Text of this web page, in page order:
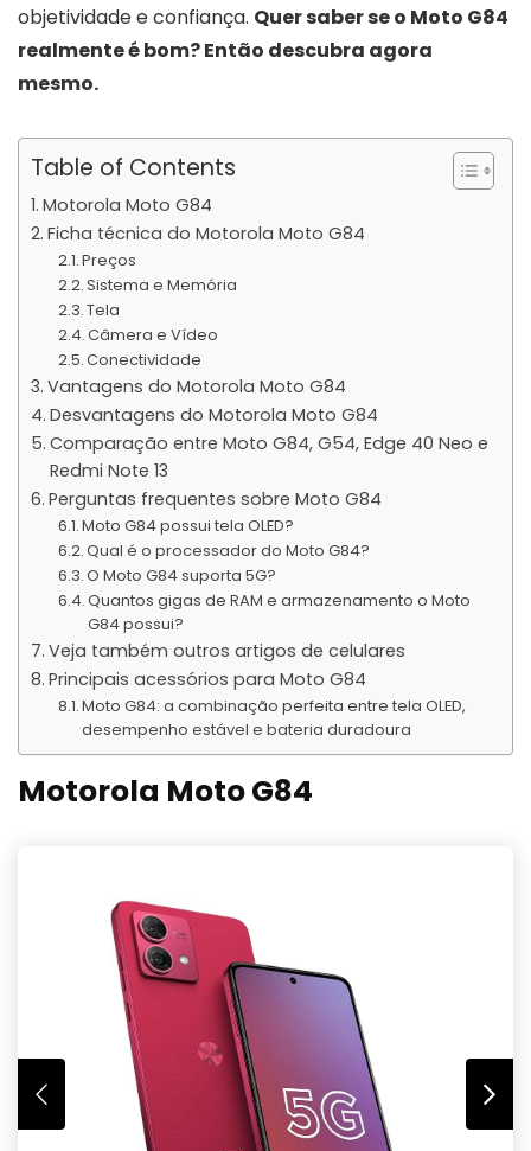
objetividade e confiança. Quer saber se o Moto G84
realmente é bom? Então descubra agora
mesmo.
Table of Contents
Motorola Moto G84
Ficha técnica do Motorola Moto G84
Preços
Sistema e Memória
Tela
Câmera e Vídeo
Conectividade
Vantagens do Motorola Moto G84
Desvantagens do Motorola Moto G84
Comparação entre Moto G84, G54, Edge 40 Neo e
Redmi Note 13
Perguntas frequentes sobre Moto G84
Moto G84 possui tela OLED?
Qual é o processador do Moto G84?
O Moto G84 suporta 5G?
Quantos gigas de RAM e armazenamento o Moto
G84 possui?
Veja também outros artigos de celulares
Principais acessórios para Moto G84
Moto G84: a combinação perfeita entre tela OLED,
desempenho estável e bateria duradoura
Motorola Moto G84